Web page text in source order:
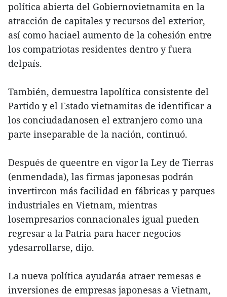
política abierta del Gobiernovietnamita en la
atracción de capitales y recursos del exterior,
así como haciael aumento de la cohesión entre
los compatriotas residentes dentro y fuera
delpaís.
También, demuestra lapolítica consistente del
Partido y el Estado vietnamitas de identificar a
los conciudadanosen el extranjero como una
parte inseparable de la nación, continuó.
Después de queentre en vigor la Ley de Tierras
(enmendada), las firmas japonesas podrán
invertircon más facilidad en fábricas y parques
industriales en Vietnam, mientras
losempresarios connacionales igual pueden
regresar a la Patria para hacer negocios
ydesarrollarse, dijo.
La nueva política ayudaráa atraer remesas e
inversiones de empresas japonesas a Vietnam,